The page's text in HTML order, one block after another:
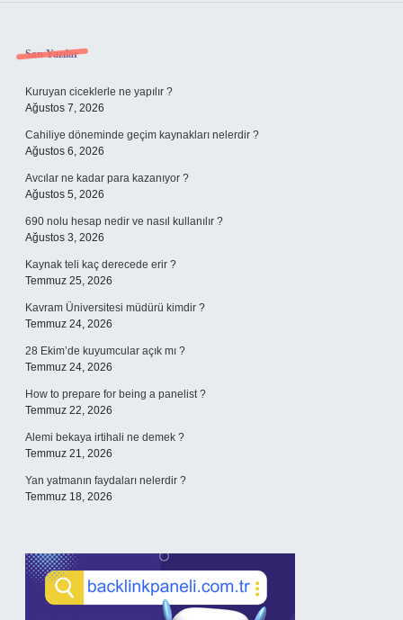
Sidebar
Son Yazılar
Kuruyan ciceklerle ne yapılır ?
Ağustos 7, 2026
Cahiliye döneminde geçim kaynakları nelerdir ?
Ağustos 6, 2026
Avcılar ne kadar para kazanıyor ?
Ağustos 5, 2026
690 nolu hesap nedir ve nasıl kullanılır ?
Ağustos 3, 2026
Kaynak teli kaç derecede erir ?
Temmuz 25, 2026
Kavram Üniversitesi müdürü kimdir ?
Temmuz 24, 2026
28 Ekim’de kuyumcular açık mı ?
Temmuz 24, 2026
How to prepare for being a panelist ?
Temmuz 22, 2026
Alemi bekaya irtihali ne demek ?
Temmuz 21, 2026
Yan yatmanın faydaları nelerdir ?
Temmuz 18, 2026